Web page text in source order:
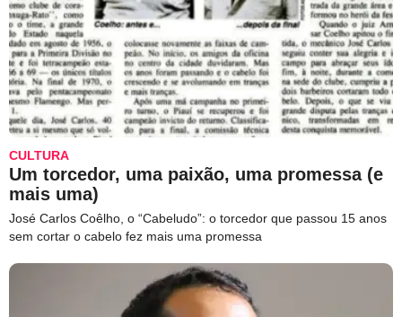
CULTURA
Um torcedor, uma paixão, uma promessa (e
mais uma)
José Carlos Coêlho, o “Cabeludo”: o torcedor que passou 15 anos
sem cortar o cabelo fez mais uma promessa